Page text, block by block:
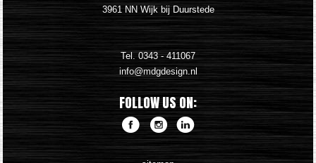
3961 NN Wijk bij Duurstede
Tel.0343 - 411067
FOLLOW US ON: